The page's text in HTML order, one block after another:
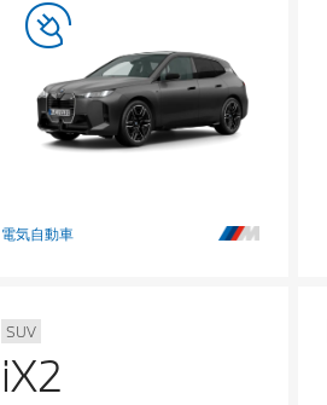
電気自動車
SUV
iX2